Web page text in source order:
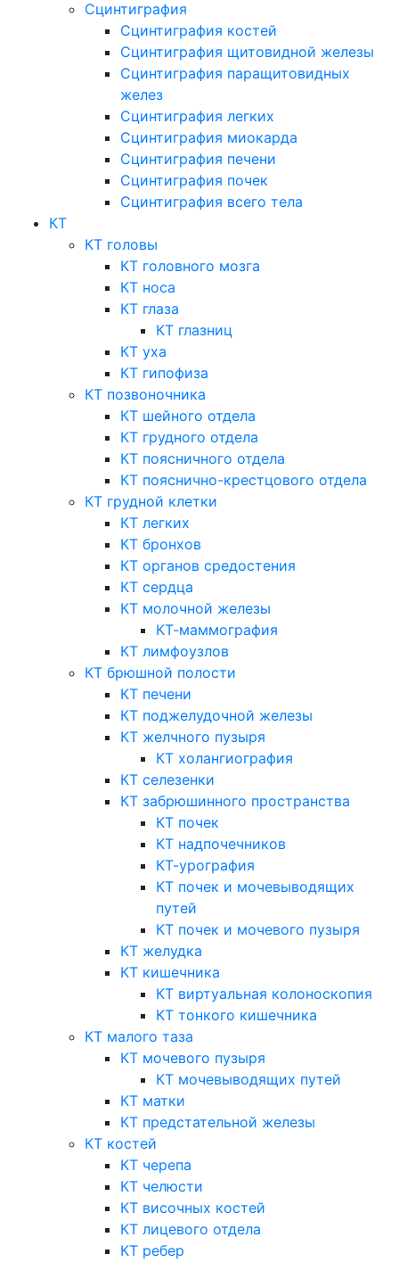
Сцинтиграфия
Сцинтиграфия костей
Сцинтиграфия щитовидной железы
Сцинтиграфия паращитовидных
желез
Сцинтиграфия легких
Сцинтиграфия миокарда
Сцинтиграфия печени
Сцинтиграфия почек
Сцинтиграфия всего тела
КТ
КТ головы
КТ головного мозга
КТ носа
КТ глаза
КТ глазниц
КТ уха
КТ гипофиза
КТ позвоночника
КТ шейного отдела
КТ грудного отдела
КТ поясничного отдела
КТ пояснично-крестцового отдела
КТ грудной клетки
КТ легких
КТ бронхов
КТ органов средостения
КТ сердца
КТ молочной железы
КТ-маммография
КТ лимфоузлов
КТ брюшной полости
КТ печени
КТ поджелудочной железы
КТ желчного пузыря
КТ холангиография
КТ селезенки
КТ забрюшинного пространства
КТ почек
КТ надпочечников
КТ-урография
КТ почек и мочевыводящих
путей
КТ почек и мочевого пузыря
КТ желудка
КТ кишечника
КТ виртуальная колоноскопия
КТ тонкого кишечника
КТ малого таза
КТ мочевого пузыря
КТ мочевыводящих путей
КТ матки
КТ предстательной железы
КТ костей
КТ черепа
КТ челюсти
КТ височных костей
КТ лицевого отдела
КТ ребер